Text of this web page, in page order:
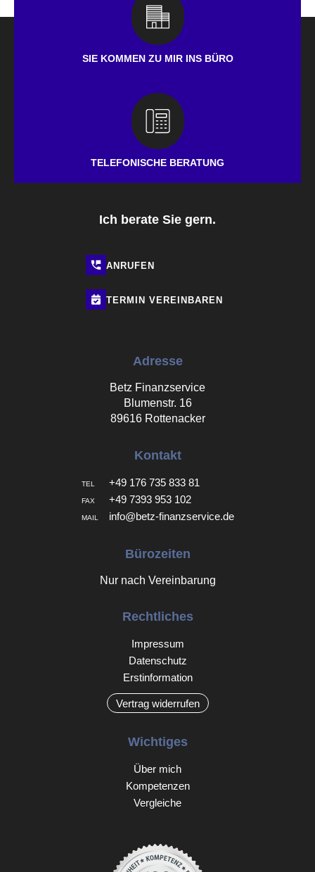
SIE KOMMEN ZU MIR INS BÜRO
TELEFONISCHE BERATUNG
Ich berate Sie gern.
ANRUFEN
TERMIN VEREINBAREN
Adresse
Betz Finanzservice
Blumenstr. 16
89616 Rottenacker
Kontakt
TEL +49 176 735 833 81
FAX +49 7393 953 102
MAIL info@betz-finanzservice.de
Bürozeiten
Nur nach Vereinbarung
Rechtliches
Impressum
Datenschutz
Erstinformation
Vertrag widerrufen
Wichtiges
Über mich
Kompetenzen
Vergleiche